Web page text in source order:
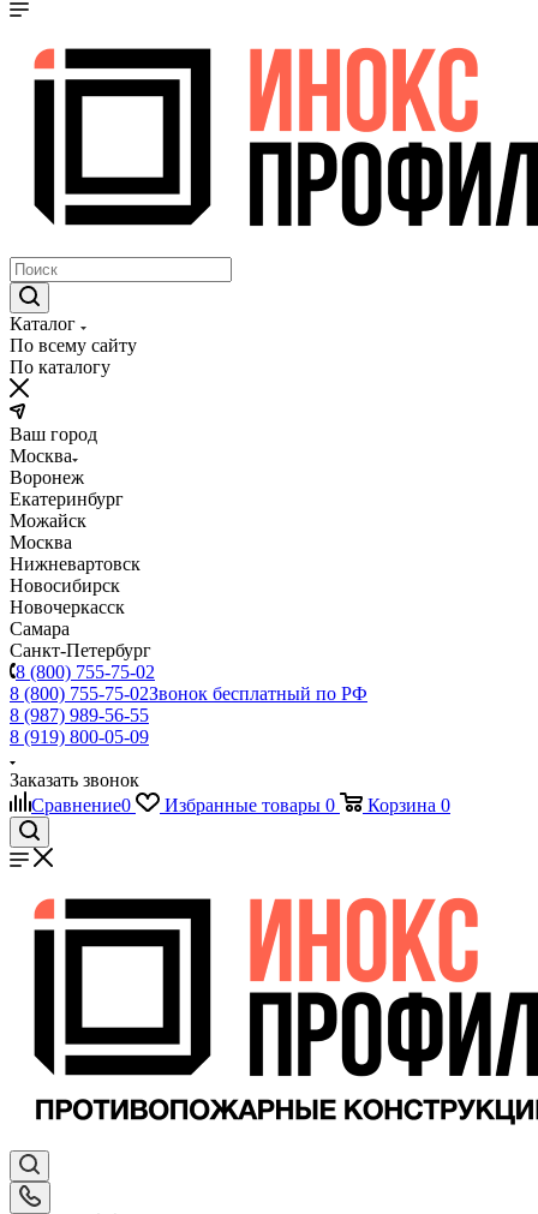
Каталог
По всему сайту
По каталогу
Ваш город
Москва
Воронеж
Екатеринбург
Можайск
Москва
Нижневартовск
Новосибирск
Новочеркасск
Самара
Санкт-Петербург
8 (800) 755-75-02
8 (800) 755-75-02Звонок бесплатный по РФ
8 (987) 989-56-55
8 (919) 800-05-09
Заказать звонок
Сравнение0 Избранные товары 0 Корзина 0